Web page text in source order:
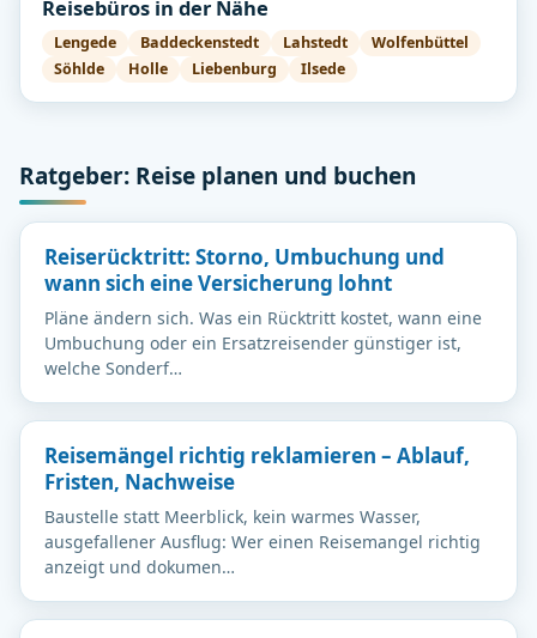
Reisebüros in der Nähe
Lengede Baddeckenstedt Lahstedt
Wolfenbüttel
Söhlde
Holle Liebenburg Ilsede
Ratgeber: Reise planen und buchen
Reiserücktritt: Storno, Umbuchung und
wann sich eine Versicherung lohnt
Pläne ändern sich. Was ein Rücktritt kostet, wann eine
Umbuchung oder ein Ersatzreisender günstiger ist,
welche Sonderf…
Reisemängel richtig reklamieren – Ablauf,
Fristen, Nachweise
Baustelle statt Meerblick, kein warmes Wasser,
ausgefallener Ausflug: Wer einen Reisemangel richtig
anzeigt und dokumen…